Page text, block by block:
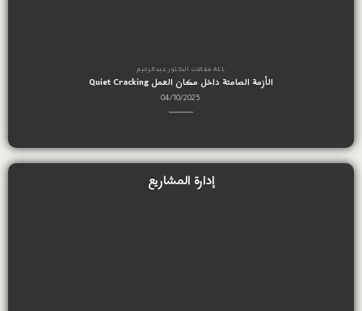
العقل القيادي ، كيف تساعد
إدارة المشاريع